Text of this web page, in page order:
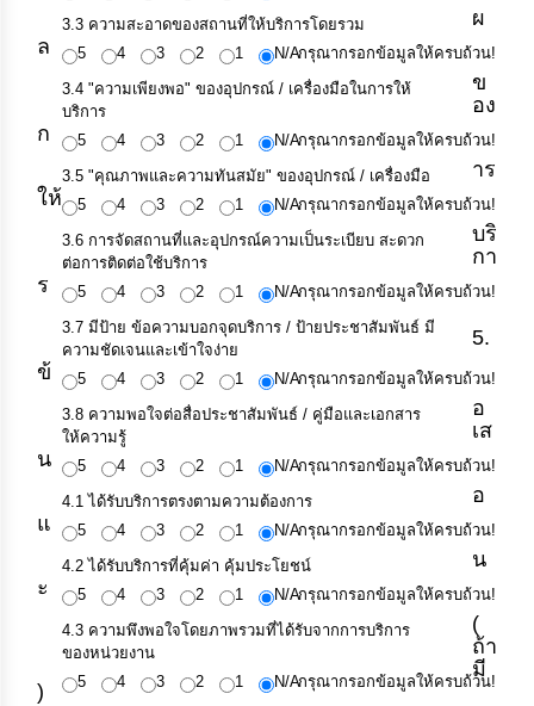
3.3 ความสะอาดของสถานที่ให้บริการโดยรวม
5
4 3 2 1 N/Aกรุณากรอกข้อมูลให้ครบถ้วน!
3.4 "ความเพียงพอ" ของอุปกรณ์ / เครื่องมือในการให้
บริการ
5
4 3 2 1 N/Aกรุณากรอกข้อมูลให้ครบถ้วน!
3.5 "คุณภาพและความทันสมัย" ของอุปกรณ์ / เครื่องมือ
5
4 3 2 1 N/Aกรุณากรอกข้อมูลให้ครบถ้วน!
3.6 การจัดสถานที่และอุปกรณ์ความเป็นระเบียบ สะดวก
ต่อการติดต่อใช้บริการ
5
4 3 2 1 N/Aกรุณากรอกข้อมูลให้ครบถ้วน!
3.7 มีป้าย ข้อความบอกจุดบริการ / ป้ายประชาสัมพันธ์ มี
ความชัดเจนและเข้าใจง่าย
5
4 3 2 1 N/Aกรุณากรอกข้อมูลให้ครบถ้วน!
3.8 ความพอใจต่อสื่อประชาสัมพันธ์ / คู่มือและเอกสาร
ให้ความรู้
5
4 3 2 1 N/Aกรุณากรอกข้อมูลให้ครบถ้วน!
ผ
ล
ข
อง
ก
าร
ให้
บริ
กา
ร
4.1 ได้รับบริการตรงตามความต้องการ
5
4 3 2 1 N/Aกรุณากรอกข้อมูลให้ครบถ้วน!
4.2 ได้รับบริการที่คุ้มค่า คุ้มประโยชน์
5
4 3 2 1 N/Aกรุณากรอกข้อมูลให้ครบถ้วน!
4.3 ความพึงพอใจโดยภาพรวมที่ได้รับจากการบริการ
ของหน่วยงาน
5
4 3 2 1 N/Aกรุณากรอกข้อมูลให้ครบถ้วน!
5.
ข้
อ
เส
น
อ
แ
น
ะ
(
ถ้า
มี
)